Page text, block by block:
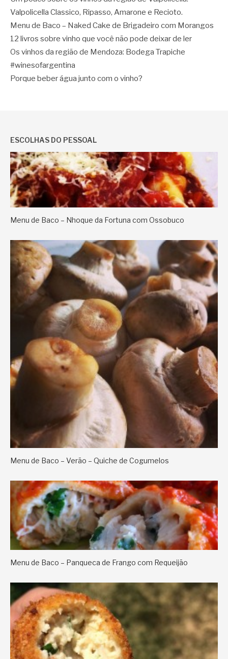
Valpolicella Classico, Ripasso, Amarone e Recioto.
Menu de Baco – Naked Cake de Brigadeiro com Morangos
12 livros sobre vinho que você não pode deixar de ler
Os vinhos da região de Mendoza: Bodega Trapiche
#winesofargentina
Porque beber água junto com o vinho?
ESCOLHAS DO PESSOAL
Menu de Baco – Nhoque da Fortuna com Ossobuco
Menu de Baco – Verão – Quiche de Cogumelos
Menu de Baco – Panqueca de Frango com Requeijão